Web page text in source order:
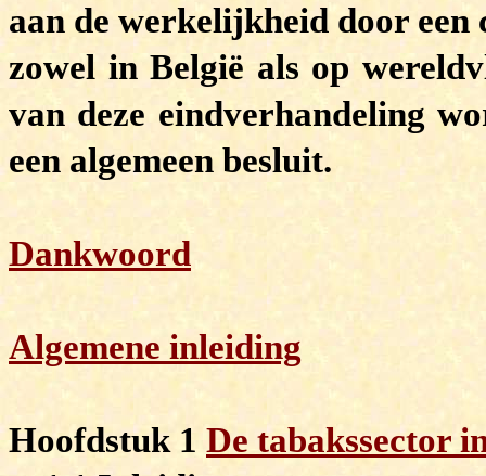
aan de werkelijkheid door een
zowel in België als op
van deze eindverhandeling
een algemeen besluit.
Dankwoord
Algemene inleiding
Hoofdstuk 1 De tabakssector